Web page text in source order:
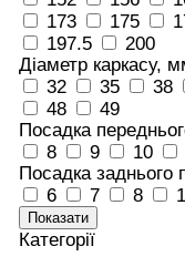
173
175
197.5
200
Діаметр каркасу,
32
35 38
48
49
Посадка
8
9 10
Посадка заднього
6
7 8
Показати
Категорії